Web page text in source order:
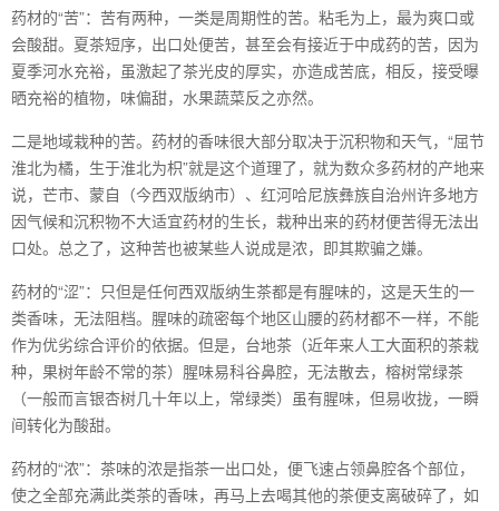
药材的“苦”：苦有两种，一类是周期性的苦。粘毛为上，最为爽口或
会酸甜。夏茶短序，出口处便苦，甚至会有接近于中成药的苦，因为
夏季河水充裕，虽激起了茶光皮的厚实，亦造成苦底，相反，接受曝
晒充裕的植物，味偏甜，水果蔬菜反之亦然。
二是地域栽种的苦。药材的香味很大部分取决于沉积物和天气，“屈节
淮北为橘，生于淮北为枳”就是这个道理了，就为数众多药材的产地来
说，芒市、蒙自（今西双版纳市）、红河哈尼族彝族自治州许多地方
因气候和沉积物不大适宜药材的生长，栽种出来的药材便苦得无法出
口处。总之了，这种苦也被某些人说成是浓，即其欺骗之嫌。
药材的“涩”：只但是任何西双版纳生茶都是有腥味的，这是天生的一
类香味，无法阻档。腥味的疏密每个地区山腰的药材都不一样，不能
作为优劣综合评价的依据。但是，台地茶（近年来人工大面积的茶栽
种，果树年龄不常的茶）腥味易科谷鼻腔，无法散去，榕树常绿茶
（一般而言银杏树几十年以上，常绿类）虽有腥味，但易收拢，一瞬
间转化为酸甜。
药材的“浓”：茶味的浓是指茶一出口处，便飞速占领鼻腔各个部位，
使之全部充满此类茶的香味，再马上去喝其他的茶便支离破碎了，如